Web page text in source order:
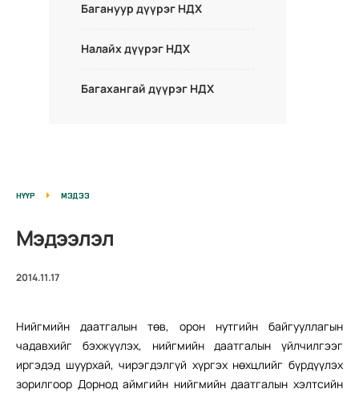
Багануур дүүрэг НДХ
Налайх дүүрэг НДХ
Багахангай дүүрэг НДХ
НҮҮР МЭДЭЭ
Мэдээлэл
2014.11.17
Нийгмийн даатгалын төв, орон нутгийн байгууллагын
чадавхийг бэхжүүлэх, нийгмийн даатгалын үйлчилгээг
иргэдэд шуурхай, чирэгдэлгүй хүргэх нөхцлийг бүрдүүлэх
зорилгоор Дорнод аймгийн нийгмийн даатгалын хэлтсийн